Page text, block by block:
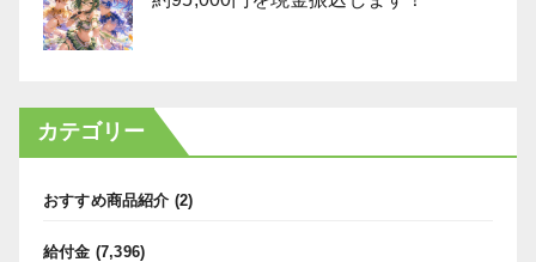
カテゴリー
おすすめ商品紹介 (2)
給付金 (7,396)